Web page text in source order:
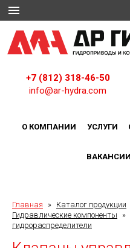
+7 (812) 318-46-50
info@ar-hydra.com
О КОМПАНИИ УСЛУГИ
ВАКАНСИИ
Главная » Каталог продукции
Гидравлические компоненты
»
гидрораспределители